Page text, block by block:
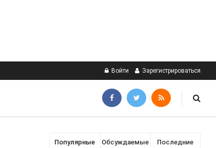
Войти Зарегистрироваться
Популярные Обсуждаемые Последние